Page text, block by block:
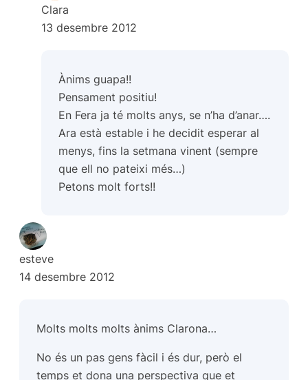
Clara
13 desembre 2012
Ànims guapa!!
Pensament positiu!
En Fera ja té molts anys, se n’ha d’anar….
Ara està estable i he decidit esperar al
menys, fins la setmana vinent (sempre
que ell no pateixi més…)
Petons molt forts!!
esteve
14 desembre 2012
Molts molts molts ànims Clarona…
No és un pas gens fàcil i és dur, però el
temps et dona una perspectiva que et